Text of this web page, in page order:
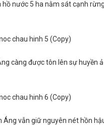
hồ nước 5 ha nằm sát cạnh
càng được tôn lên sự
vẫn giữ nguyên nét hồn